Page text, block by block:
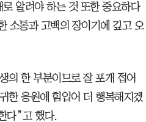
알려야 하는 것 또한 중요하다
소통과 고백의 장이기에 깊고 오
의 한 부분이므로 잘 포개 접어
한 응원에 힘입어 더 행복해지겠
다”고 했다.